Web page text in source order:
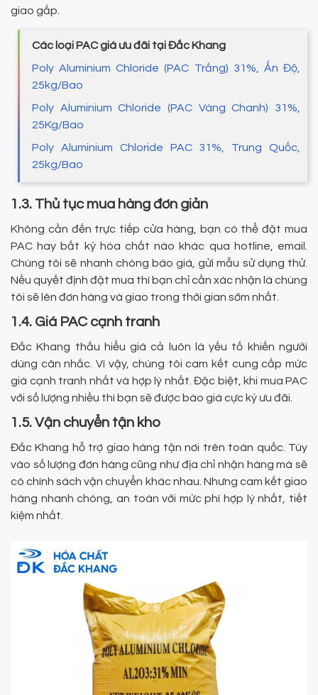
giao gấp.
Các loại PAC giá ưu đãi tại Đắc Khang
Poly Aluminium Chloride (PAC Trắng) 31%, Ấn Độ,
25kg/Bao
Poly Aluminium Chloride (PAC Vàng Chanh) 31%,
25Kg/Bao
Poly Aluminium Chloride PAC 31%, Trung Quốc,
25kg/Bao
1.3. Thủ tục mua hàng đơn giản
Không cần đến trực tiếp cửa hàng, bạn có thể đặt mua
PAC hay bất kỳ hóa chất nào khác qua hotline, email.
Chúng tôi sẽ nhanh chóng báo giá, gửi mẫu sử dụng thử.
Nếu quyết định đặt mua thì bạn chỉ cần xác nhận là chúng
tôi sẽ lên đơn hàng và giao trong thời gian sớm nhất.
1.4. Giá PAC cạnh tranh
Đắc Khang thấu hiểu giá cả luôn là yếu tố khiến người
dùng cân nhắc. Vì vậy, chúng tôi cam kết cung cấp mức
giá cạnh tranh nhất và hợp lý nhất. Đặc biệt, khi mua PAC
với số lượng nhiều thì bạn sẽ được báo giá cực kỳ ưu đãi.
1.5. Vận chuyển tận kho
Đắc Khang hỗ trợ giao hàng tận nơi trên toàn quốc. Tùy
vào số lượng đơn hàng cũng như địa chỉ nhận hàng mà sẽ
có chính sách vận chuyển khác nhau. Nhưng cam kết giao
hàng nhanh chóng, an toàn với mức phí hợp lý nhất, tiết
kiệm nhất.